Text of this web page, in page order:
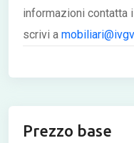
informazioni contatta
scrivi a
Prezzo base